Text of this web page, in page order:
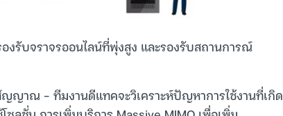
งรับจราจรออนไลน์ที่พุ่งสูง และรองรับสถานการณ์
ญาณ – ทีมงานดีแทคจะวิเคราะห์ปัญหาการใช้งานที่เกิด